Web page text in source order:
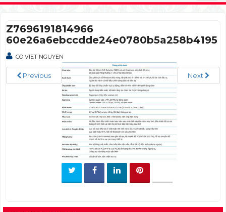
o
l
a
v
Z7696191814966
60e26a6ebccdde24e0780b5a258b4195
CO VIET NGUYEN
Previous Next